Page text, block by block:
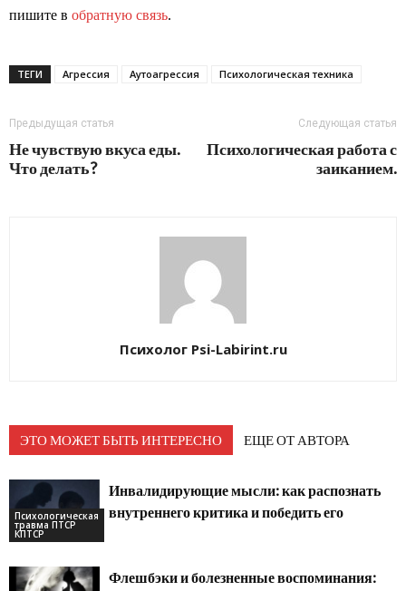
пишите в обратную связь.
ТЕГИ Агрессия Аутоагрессия Психологическая техника
Предыдущая статья
Не чувствую вкуса еды.
Что делать?
Следующая статья
Психологическая работа с
заиканием.
Психолог Psi-Labirint.ru
ЭТО МОЖЕТ БЫТЬ ИНТЕРЕСНО ЕЩЕ ОТ АВТОРА
Психологическая
травма ПТСР
КПТСР
Инвалидирующие мысли: как распознать
внутреннего критика и победить его
Флешбэки и болезненные воспоминания: